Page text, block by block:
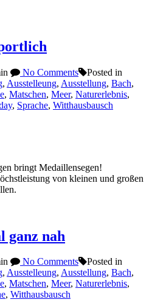
No Comments
Posted in
, Ausstelleung, Ausstellung, Bach,
, Matschen, Meer, Naturerlebnis,
, Sprache, Witthausbausch
bringt Medaillensegen!
von kleinen und großen
ganz nah
No Comments
Posted in
, Ausstelleung, Ausstellung, Bach,
, Matschen, Meer, Naturerlebnis,
, Witthausbausch